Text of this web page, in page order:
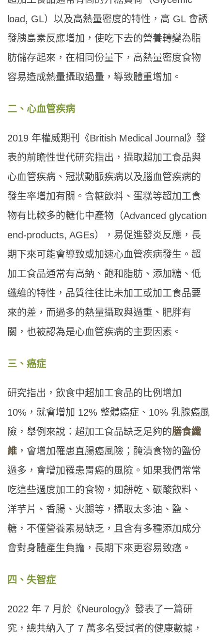
load, GL）以及高熱量密度的特性，高 GL 會誘
發胰島素反應增加，使吃下去的營養轉變為脂
肪儲存起來，在相同份量下，高熱量密度食物
容易造成熱量攝取過量，導致體重增加。
二、心血管疾病
2019 年權威期刊《British Medical Journal》發
表的前瞻性世代研究指出，攝取超加工食品與
心血管疾病、冠狀動脈疾病以及腦血管疾病的
發生率增加有關。含糖飲料、蛋糕等超加工食
物有比較多的糖化中產物（Advanced glycation
end-products, AGEs），易促進發炎反應，長
期下來可能會導致或加速心血管疾病發生。超
加工食品通常有高鈉、飽和脂肪、添加糖、低
纖維的特性，品質往往比未加工或加工食品要
來的差，而過多的熱量攝取與過重、肥胖有
關，也被認為是心血管疾病的主要因素。
三、癌症
研究指出，飲食中超加工食品的比例增加
10%，就會增加 12% 整體癌症、10% 乳腺癌風
險，舉例來說：超加工食品缺乏足夠的膳食纖
維 ，會增加罹患直腸癌風險；醃漬食物的鹽份
過多，會增加罹患胃癌的風險。如果我們常常
吃這些過度加工的食物，如餅乾、碳酸飲料、
洋芋片、香腸、火腿等，攝取太多油、鹽、
糖，不僅營養素易缺乏，且含有多種添加成分
會對身體產生負擔，長期下來更容易致癌。
四、失智症
2022 年 7 月於《Neurology》發表了一篇研
究，總共納入了 7 萬多名受試者的健康數據，